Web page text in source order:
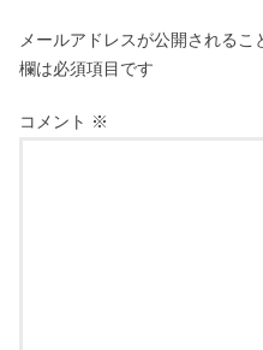
メールアドレスが公開されるこ
欄は必須項目です
コメント ※